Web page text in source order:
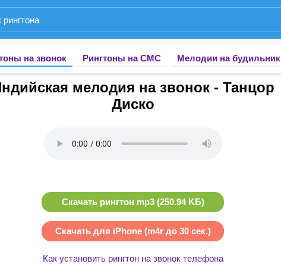
на звонок Рингтоны на СМС Мелодии на будильник
мелодия на звонок - Танцор
Диско
Скачать рингтон mp3 (250.94 KБ)
Скачать для iPhone (m4r до 30 сек.)
Как установить рингтон на звонок телефона